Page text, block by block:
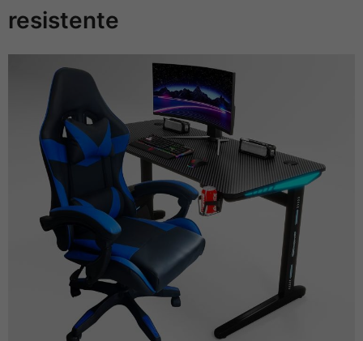
resistente